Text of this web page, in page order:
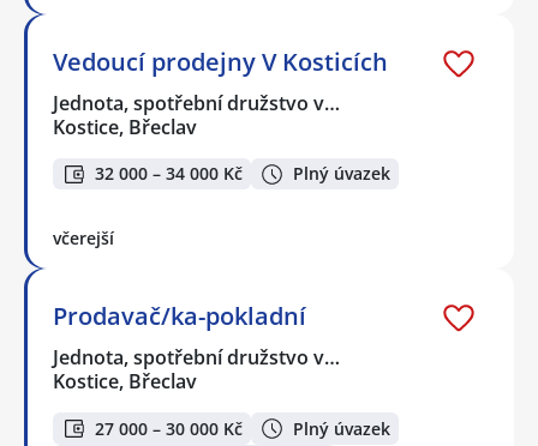
Vedoucí prodejny V Kosticích
Jednota, spotřební družstvo v…
Kostice, Břeclav
32 000 – 34 000 Kč Plný úvazek
včerejší
Prodavač/ka-pokladní
Jednota, spotřební družstvo v…
Kostice, Břeclav
27 000 – 30 000 Kč
Plný úvazek